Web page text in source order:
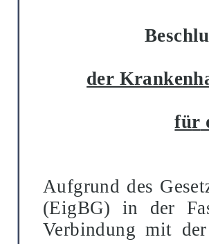
der
für
Aufgrund des
(EigBG) in der
Verbindung mit